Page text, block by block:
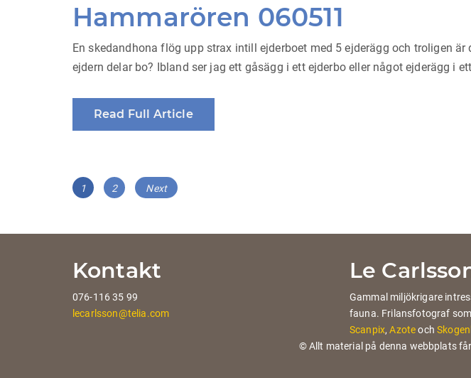
Hammarören 060511
En skedandhona flög upp strax intill ejderboet med 5 ejderägg och troligen
ejdern delar bo? Ibland ser jag ett gåsägg i ett ejderbo eller något ejderägg i
Read Full Article
Posts
Page
1 Page
2 Next
Kontakt
076-116 35 99
lecarlsson@telia.com
Le
Gammal miljökrigare
fauna. Frilansfotograf som
Scanpix,Azoteoch
© Allt material på denna webbplats